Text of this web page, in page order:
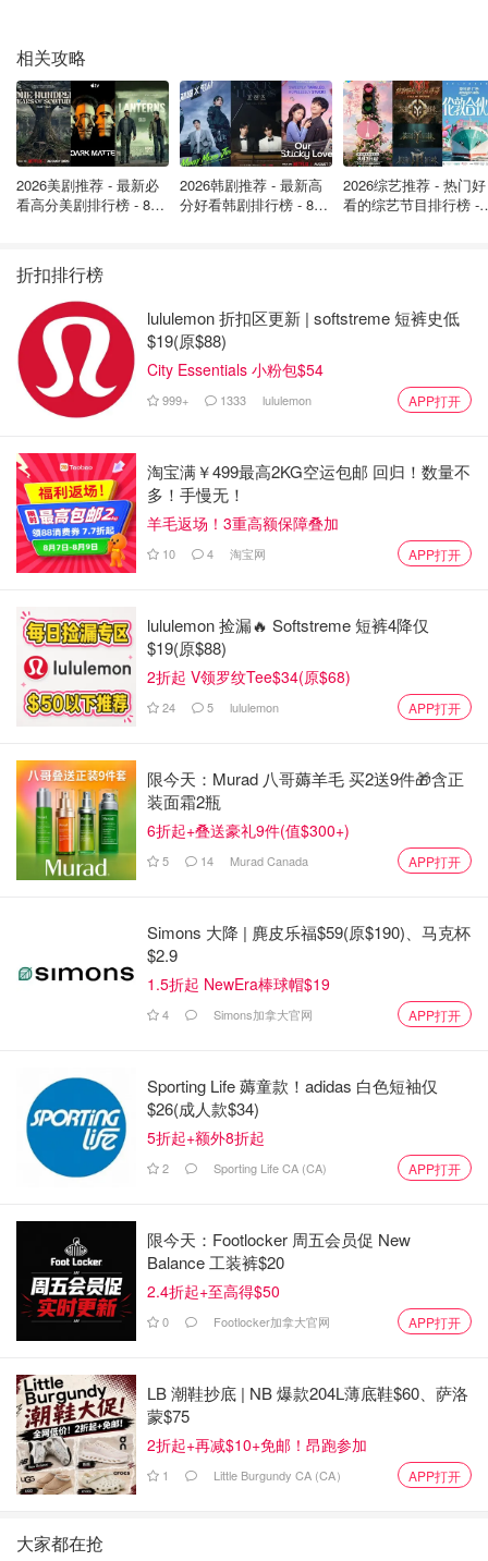
源、扰乱城市节奏，另一方面也有更深层的社会情绪。抗议
组织“No Space for Bezos”发起活动，甚至迫使原定于市中
心举办的婚后派对被移至城市边缘的船厂。绿色和平组织也
在圣马可广场拉起横幅：“你既然能包下威尼斯结婚，就该
多交点税。”
市政府虽然试图淡化影响，但民众的不满并非无的放矢。如
游客“占领”的城市里，普通人的空间越来越小。
一场婚礼，两种威尼斯
贝索斯和桑切斯的婚礼，确实美得像电影，也让这座水上之
城再次成为全球焦点。但与此同时，它也照见了这座城市的
力。
当浪漫成为一种特权，威尼斯，是否还能是属于每一个人的
威尼斯？
相关攻略
2026美剧推荐 - 最新必
看高分美剧排行榜 - 8月
2026韩剧推荐 - 最新高
分好看韩剧排行榜 - 8月
2026综艺推荐 - 热门好
看的综艺节目排行榜 -
折扣排行榜
lululemon 折扣区更新 | softstreme 短裤史低
$19(原$88)
City Essentials 小粉包$54
999+ 1333 lululemon APP打开
淘宝满￥499最高2KG空运包邮 回归！数量不
多！手慢无！
羊毛返场！3重高额保障叠加
10 4 淘宝网 APP打开
lululemon 捡漏🔥 Softstreme 短裤4降仅
$19(原$88)
2折起 V领罗纹Tee$34(原$68)
24 5 lululemon APP打开
限今天：Murad 八哥薅羊毛 买2送9件🎁含正
装面霜2瓶
6折起+叠送豪礼9件(值$300+)
5 14 Murad Canada APP打开
Simons 大降 | 麂皮乐福$59(原$190)、马克杯
$2.9
1.5折起 NewEra棒球帽$19
4 Simons加拿大官网 APP打开
Sporting Life 薅童款！adidas 白色短袖仅
$26(成人款$34)
5折起+额外8折起
2 Sporting Life CA (CA) APP打开
限今天：Footlocker 周五会员促 New
Balance 工装裤$20
2.4折起+至高得$50
0 Footlocker加拿大官网 APP打开
LB 潮鞋抄底 | NB 爆款204L薄底鞋$60、萨洛
蒙$75
2折起+再减$10+免邮！昂跑参加
1 Little Burgundy CA (CA） APP打开
大家都在抢